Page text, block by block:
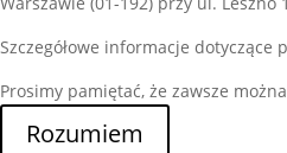
Szczegółowe informacje
Prosimy pamiętać, że zawsze
Rozumiem